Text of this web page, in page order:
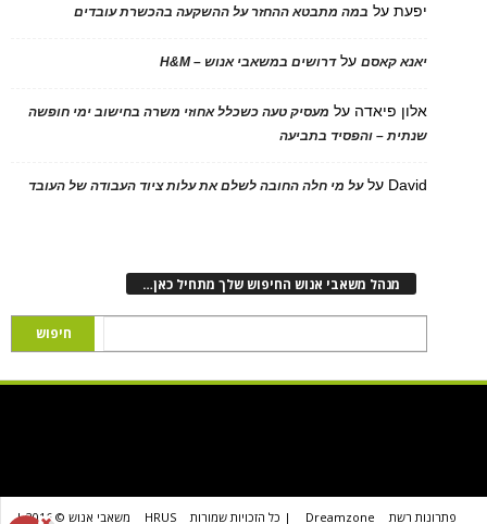
יפעתעל במה מתבטא ההחזר על ההשקעה בהכשרת עובדים
יאנא קאסםעלדרושים במשאבי אנוש – H&M
אלון פיאדה על מעסיק טעה כשכלל אחוזי משרה בחישוב ימי חופשה
שנתית – והפסיד בתביעה
David עלעל מי חלה החובה לשלם את עלות ציוד העבודה של העובד
מנהל משאבי אנוש החיפוש שלך מתחיל כאן…
פתרונות רשת Dreamzone | כל הזכויות שמורות HRUS משאבי אנוש © 2016 |